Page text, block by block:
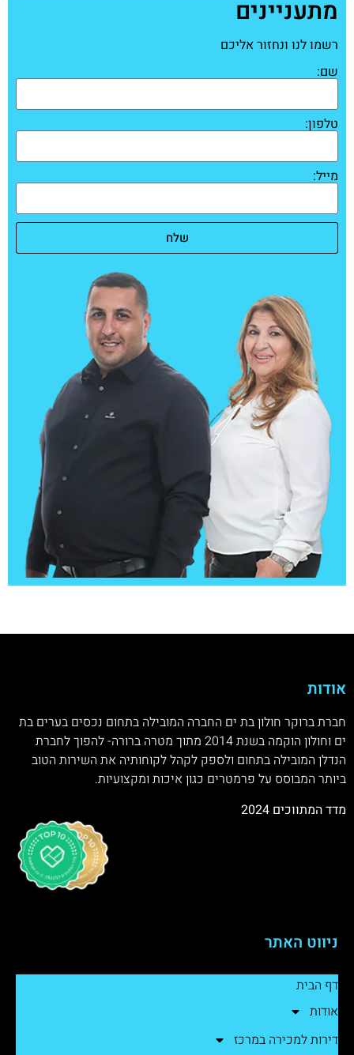
מתעניינים
רשמו לנו ונחזור אליכם
שם:
טלפון:
מייל:
שלח
אודות
חברת ברוקר חולון בת ים החברה המובילה בתחום נכסים בערים בת
ים וחולון הוקמה בשנת 2014 מתוך מטרה ברורה- להפוך לחברת
הנדלן המובילה בתחום ולספק לקהל לקוחותיה את השירות הטוב
ביותר המבוסס על פרמטרים כגון איכות ומקצועיות.
מדד המתווכים 2024
ניווט האתר
דף הבית
אודות
דירות למכירה במרכז